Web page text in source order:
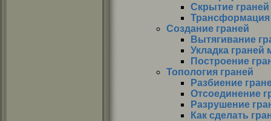
Скрытие граней
Трансформация
Создание граней
Вытягивание
Укладка граней
Построение
Топология граней
Разбиение
Отсоединение
Разрушение
Как сделать